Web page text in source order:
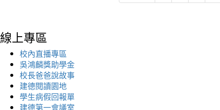
線上專區
校內直播專區
吳鴻麟獎助學金
校長爸爸說故事
建德閱讀園地
學生病假回報單
建德第一會議室